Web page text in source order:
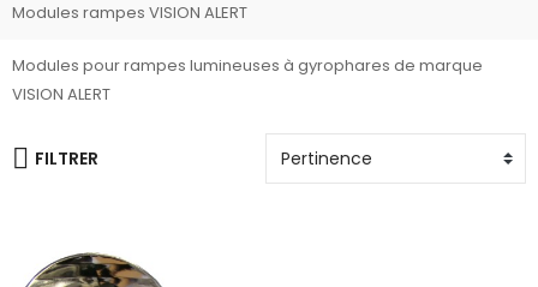
Modules rampes VISION ALERT
Modules pour rampes lumineuses à gyrophares de marque
VISION ALERT
FILTRER